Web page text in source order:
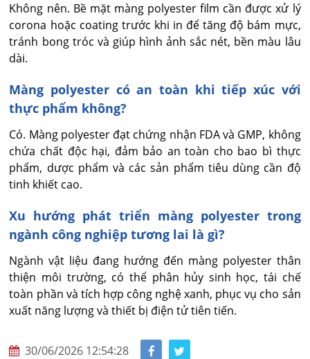
Không nên. Bề mặt màng polyester film cần được xử lý
corona hoặc coating trước khi in để tăng độ bám mực,
tránh bong tróc và giúp hình ảnh sắc nét, bền màu lâu
dài.
Màng polyester có an toàn khi tiếp xúc với
thực phẩm không?
Có. Màng polyester đạt chứng nhận FDA và GMP, không
chứa chất độc hại, đảm bảo an toàn cho bao bì thực
phẩm, dược phẩm và các sản phẩm tiêu dùng cần độ
tinh khiết cao.
Xu hướng phát triển màng polyester trong
ngành công nghiệp tương lai là gì?
Ngành vật liệu đang hướng đến màng polyester thân
thiện môi trường, có thể phân hủy sinh học, tái chế
toàn phần và tích hợp công nghệ xanh, phục vụ cho sản
xuất năng lượng và thiết bị điện tử tiên tiến.
30/06/2026 12:54:28